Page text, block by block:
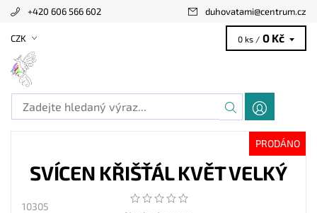
+420 606 566 602 duhovatami@centrum.cz
CZK 0 ks / 0 Kč
PRODÁNO
SVÍCEN KŘIŠŤÁL KVĚT VELKÝ
10305